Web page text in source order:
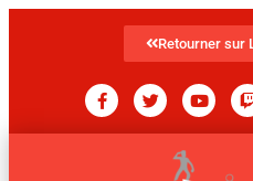
Retourner sur